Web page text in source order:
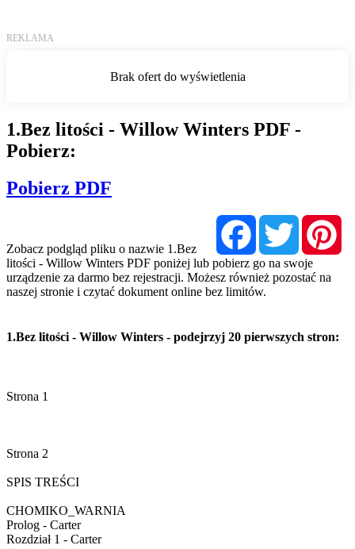
1.Bez litości - Willow Winters PDF -
Pobierz:
Pobierz PDF
FacebookTwitter
Zobacz podgląd pliku o nazwie 1.Bez
litości - Willow Winters PDF poniżej lub pobierz go na swoje
urządzenie za darmo bez rejestracji. Możesz również pozostać na
naszej stronie i czytać dokument online bez limitów.
1.Bez litości - Willow Winters - podejrzyj 20 pierwszych stron: